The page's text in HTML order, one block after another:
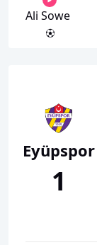
Ali Sowe
Eyüpspor
1